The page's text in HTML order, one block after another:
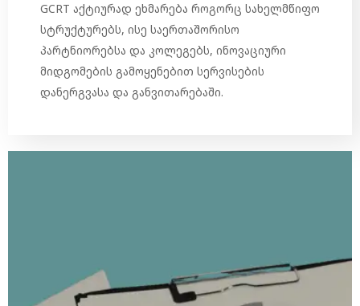
GCRT აქტიურად ეხმარება როგორც სახელმწიფო
სტრუქტურებს, ისე საერთაშორისო
პარტნიორებსა და კოლეგებს, ინოვაციური
მიდგომების გამოყენებით სერვისების
დანერგვასა და განვითარებაში.